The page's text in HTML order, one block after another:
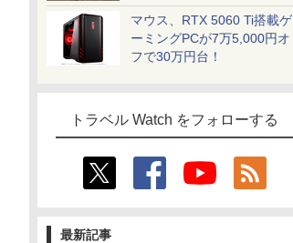
マウス、RTX 5060 Ti搭載ゲ
ーミングPCが7万5,000円オ
フで30万円台！
トラベル Watch をフォローする
最新記事